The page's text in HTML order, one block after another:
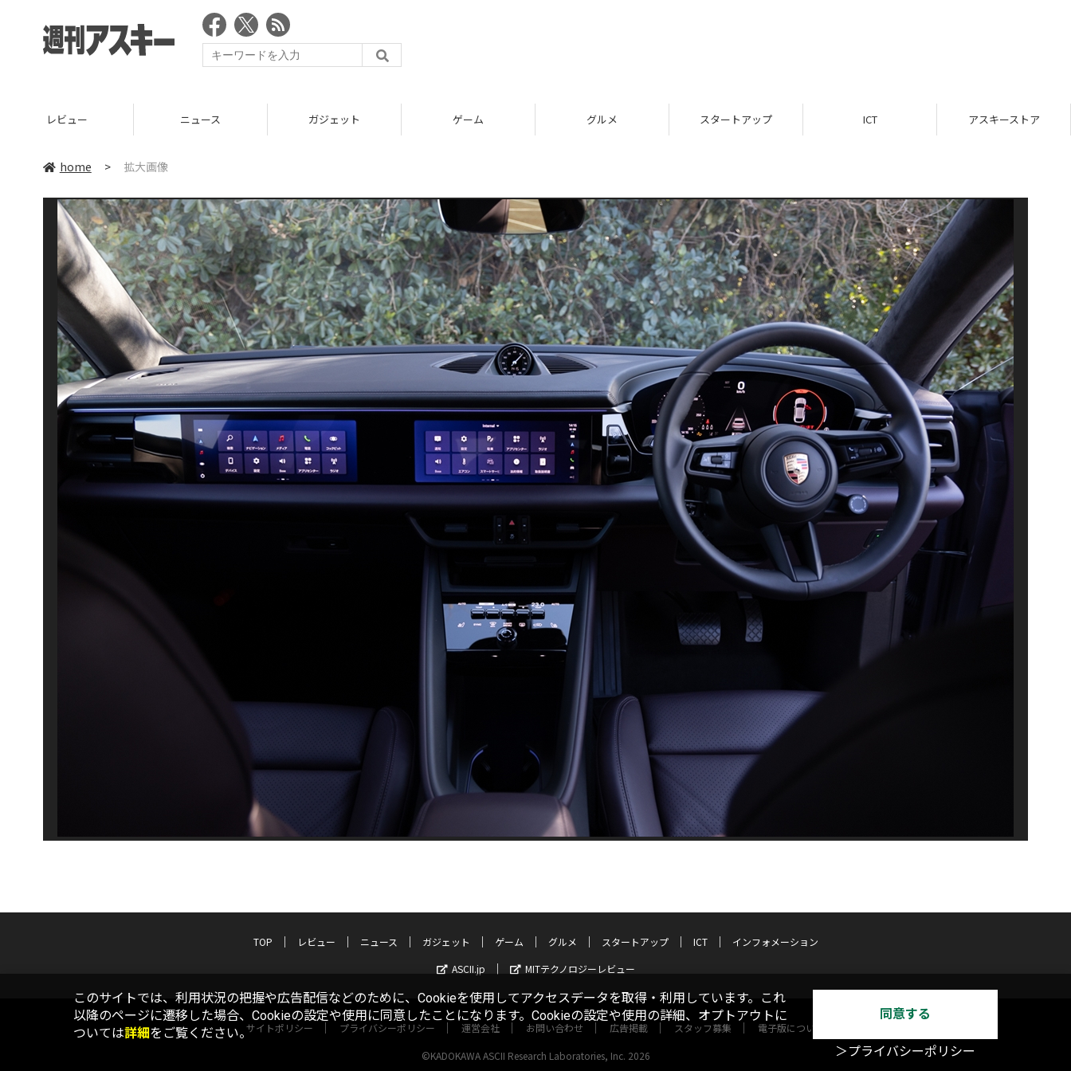
レビュー ニュース ガジェット ゲーム グルメ スタートアップ ICT アスキーストア
home > 拡大画像
TOP レビュー ニュース ガジェット ゲーム グルメ スタートアップ ICT
インフォメーション
ASCII.jp
MITテクノロジーレビュー
サイトポリシー プライバシーポリシー 運営会社 お問い合わせ 広告掲載 スタッフ募集 電子版について
©KADOKAWA ASCII Research Laboratories, Inc. 2026
このサイトでは、利用状況の把握や広告配信などのために、Cookieを使用してアクセスデータを取得・利用しています。これ
以降のページに遷移した場合、Cookieの設定や使用に同意したことになります。Cookieの設定や使用の詳細、オプトアウトに
ついては詳細をご覧ください。
同意する
＞プライバシーポリシー